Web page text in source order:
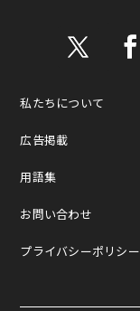
私たちについて
広告掲載
用語集
お問い合わせ
プライバシーポリシー